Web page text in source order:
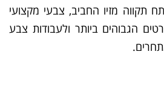
תקווה מזיו החביב, צבעי מקצועי
הגבוהים ביותר ולעבודות צבע